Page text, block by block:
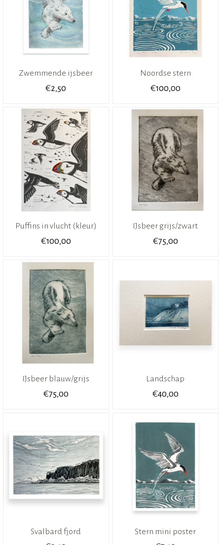
Zwemmende ijsbeer
€2,50
Noordse stern
€100,00
Puffins in vlucht (kleur)
€100,00
IJsbeer grijs/zwart
€75,00
IJsbeer blauw/grijs
€75,00
Landschap
€40,00
Svalbard fjord Stern mini poster